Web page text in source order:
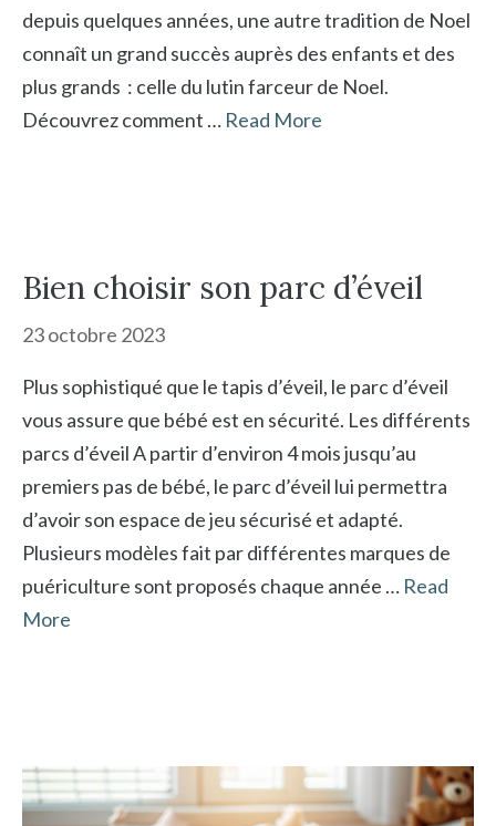
depuis quelques années, une autre tradition de Noel
connaît un grand succès auprès des enfants et des
plus grands : celle du lutin farceur de Noel.
Découvrez comment … Read More
Bien choisir son parc d’éveil
23 octobre 2023
Plus sophistiqué que le tapis d’éveil, le parc d’éveil
vous assure que bébé est en sécurité. Les différents
parcs d’éveil A partir d’environ 4 mois jusqu’au
premiers pas de bébé, le parc d’éveil lui permettra
d’avoir son espace de jeu sécurisé et adapté.
Plusieurs modèles fait par différentes marques de
puériculture sont proposés chaque année … Read
More